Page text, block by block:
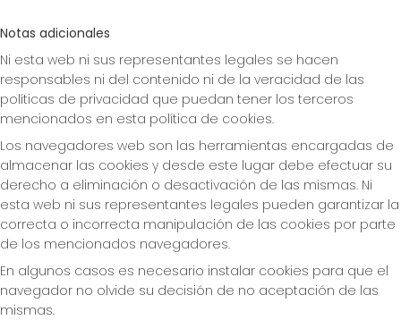
Notas adicionales
Ni esta web ni sus representantes legales se hacen
responsables ni del contenido ni de la veracidad de las
políticas de privacidad que puedan tener los terceros
mencionados en esta política de cookies.
Los navegadores web son las herramientas encargadas de
almacenar las cookies y desde este lugar debe efectuar su
derecho a eliminación o desactivación de las mismas. Ni
esta web ni sus representantes legales pueden garantizar la
correcta o incorrecta manipulación de las cookies por parte
de los mencionados navegadores.
En algunos casos es necesario instalar cookies para que el
navegador no olvide su decisión de no aceptación de las
mismas.